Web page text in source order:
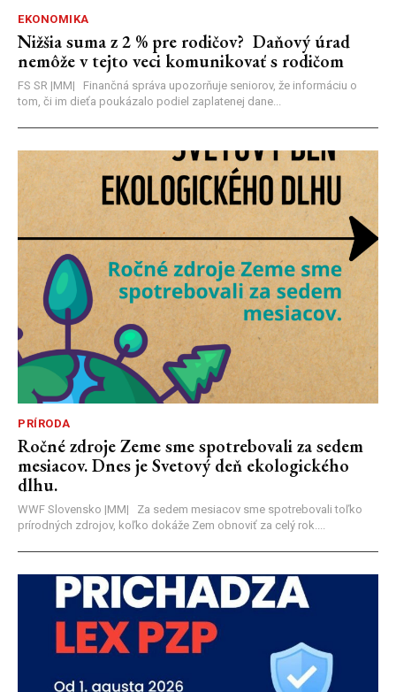
EKONOMIKA
Nižšia suma z 2 % pre rodičov? Daňový úrad
nemôže v tejto veci komunikovať s rodičom
FS SR |MM| Finančná správa upozorňuje seniorov, že informáciu o
tom, či im dieťa poukázalo podiel zaplatenej dane...
PRÍRODA
Ročné zdroje Zeme sme spotrebovali za sedem
mesiacov. Dnes je Svetový deň ekologického
dlhu.
WWF Slovensko |MM| Za sedem mesiacov sme spotrebovali toľko
prírodných zdrojov, koľko dokáže Zem obnoviť za celý rok....